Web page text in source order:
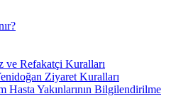
ve Refakatçi Kuralları
Ziyaret Kuralları
Hasta Yakınlarının Bilgilendirilme